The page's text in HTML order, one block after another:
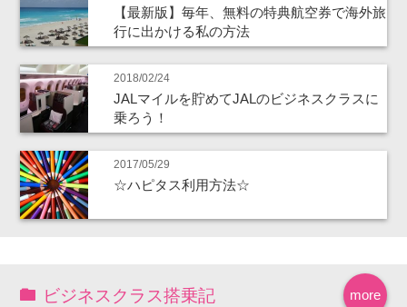
【最新版】毎年、無料の特典航空券で海外旅
行に出かける私の方法
2018/02/24
JALマイルを貯めてJALのビジネスクラスに
乗ろう！
2017/05/29
☆ハピタス利用方法☆
more
ビジネスクラス搭乗記